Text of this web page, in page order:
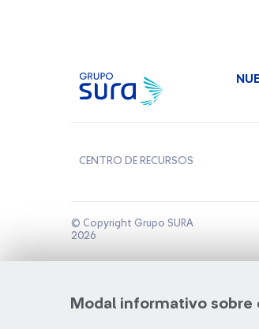
Modal informativo sobre
CENTRO DE RECURSOS
© Copyright Grupo SURA
2026